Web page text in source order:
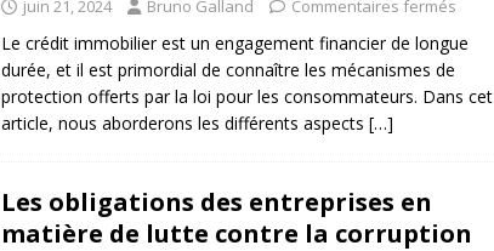
juin 21, 2024 Bruno Galland Commentaires fermés
Le crédit immobilier est un engagement financier de longue
durée, et il est primordial de connaître les mécanismes de
protection offerts par la loi pour les consommateurs. Dans cet
article, nous aborderons les différents aspects […]
Les obligations des entreprises en
matière de lutte contre la corruption